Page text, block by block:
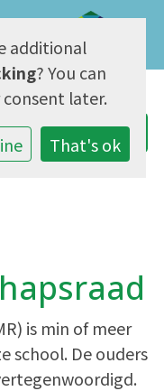
is min of meer
school. De ouders
additional
? You can
later.
That's ok